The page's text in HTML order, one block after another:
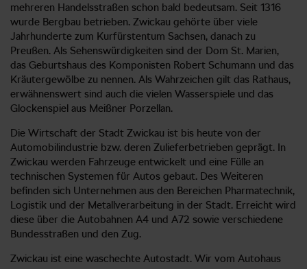
mehreren Handelsstraßen schon bald bedeutsam. Seit 1316
wurde Bergbau betrieben. Zwickau gehörte über viele
Jahrhunderte zum Kurfürstentum Sachsen, danach zu
Preußen. Als Sehenswürdigkeiten sind der Dom St. Marien,
das Geburtshaus des Komponisten Robert Schumann und das
Kräutergewölbe zu nennen. Als Wahrzeichen gilt das Rathaus,
erwähnenswert sind auch die vielen Wasserspiele und das
Glockenspiel aus Meißner Porzellan.
Die Wirtschaft der Stadt Zwickau ist bis heute von der
Automobilindustrie bzw. deren Zulieferbetrieben geprägt. In
Zwickau werden Fahrzeuge entwickelt und eine Fülle an
technischen Systemen für Autos gebaut. Des Weiteren
befinden sich Unternehmen aus den Bereichen Pharmatechnik,
Logistik und der Metallverarbeitung in der Stadt. Erreicht wird
diese über die Autobahnen A4 und A72 sowie verschiedene
Bundesstraßen und den Zug.
Zwickau ist eine waschechte Autostadt. Wir vom Autohaus